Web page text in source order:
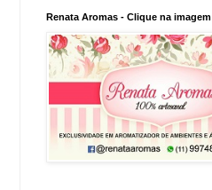
Renata Aromas - Clique na imagem